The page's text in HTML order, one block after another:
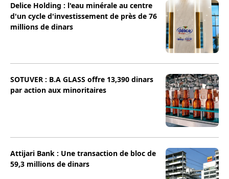
Delice Holding : l'eau minérale au centre
d'un cycle d'investissement de près de 76
millions de dinars
SOTUVER : B.A GLASS offre 13,390 dinars
par action aux minoritaires
Attijari Bank : Une transaction de bloc de
59,3 millions de dinars